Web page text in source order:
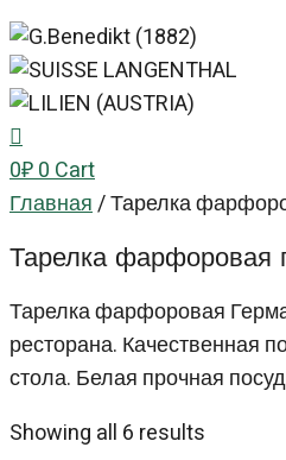
0₽0Cart
Главная/Тарелка
Тарелка фарфоровая
Тарелка фарфоровая
ресторана. Качественная
стола. Белая прочная
Showing all 6 results